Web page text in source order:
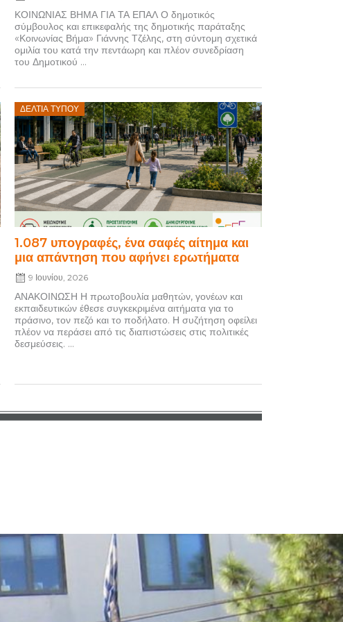
ΚΟΙΝΩΝΙΑΣ ΒΗΜΑ ΓΙΑ ΤΑ ΕΠΑΛ Ο δημοτικός
σύμβουλος και επικεφαλής της δημοτικής παράταξης
«Κοινωνίας Βήμα» Γιάννης Τζέλης, στη σύντομη σχετικά
ομιλία του κατά την πεντάωρη και πλέον συνεδρίαση
του Δημοτικού ...
ΔΕΛΤΊΑ ΤΎΠΟΥ
1.087 υπογραφές, ένα σαφές αίτημα και
μια απάντηση που αφήνει ερωτήματα
Posted
on
9 Ιουνίου, 2026
ΑΝΑΚΟΙΝΩΣΗ Η πρωτοβουλία μαθητών, γονέων και
εκπαιδευτικών έθεσε συγκεκριμένα αιτήματα για το
πράσινο, τον πεζό και το ποδήλατο. Η συζήτηση οφείλει
πλέον να περάσει από τις διαπιστώσεις στις πολιτικές
δεσμεύσεις. ...